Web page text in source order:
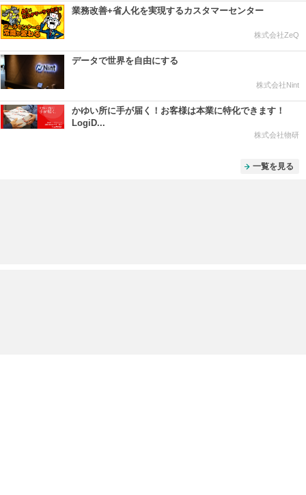
業務改善+省人化を実現するカスタマーセンター
株式会社ZeQ
データで世界を自由にする
株式会社Nint
かゆい所に手が届く！お客様は本業に特化できます！
LogiD...
株式会社物研
一覧を見る